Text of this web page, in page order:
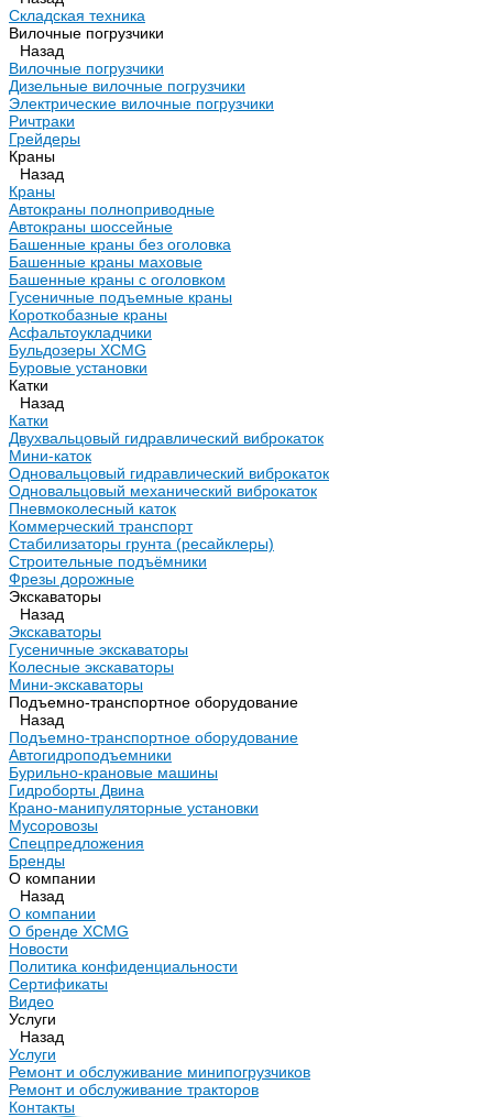
Складская техника
Вилочные погрузчики
Назад
Вилочные погрузчики
Дизельные вилочные погрузчики
Электрические вилочные погрузчики
Ричтраки
Грейдеры
Краны
Назад
Краны
Автокраны полноприводные
Автокраны шоссейные
Башенные краны без оголовка
Башенные краны маховые
Башенные краны с оголовком
Гусеничные подъемные краны
Короткобазные краны
Асфальтоукладчики
Бульдозеры XCMG
Буровые установки
Катки
Назад
Катки
Двухвальцовый гидравлический виброкаток
Мини-каток
Одновальцовый гидравлический виброкаток
Одновальцовый механический виброкаток
Пневмоколесный каток
Коммерческий транспорт
Стабилизаторы грунта (ресайклеры)
Строительные подъёмники
Фрезы дорожные
Экскаваторы
Назад
Экскаваторы
Гусеничные экскаваторы
Колесные экскаваторы
Мини-экскаваторы
Подъемно-транспортное оборудование
Назад
Подъемно-транспортное оборудование
Автогидроподъемники
Бурильно-крановые машины
Гидроборты Двина
Крано-манипуляторные установки
Мусоровозы
Спецпредложения
Бренды
О компании
Назад
О компании
О бренде XCMG
Новости
Политика конфиденциальности
Сертификаты
Видео
Услуги
Назад
Услуги
Ремонт и обслуживание минипогрузчиков
Ремонт и обслуживание тракторов
Контакты